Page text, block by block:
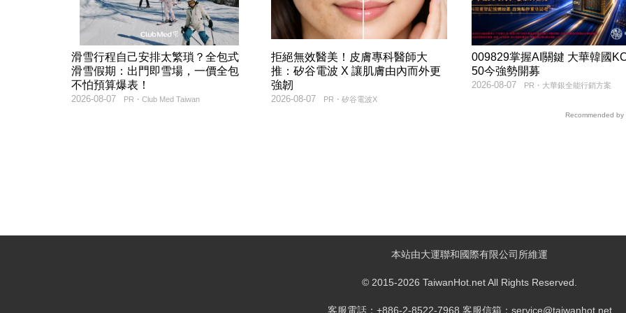
滑雪行程自己安排太繁瑣？全包式
滑雪假期：出門即雪場，一價全包
不怕預算爆表！
PR・Club Med Taiwan
2026-08-07
拒絕無效醫美！皮膚專科醫師大
推：矽谷電波 X 讓肌膚由內而外更
強韌
PR・矽谷電波X
2026-08-07
009829掌握AI關鍵 大華韓國
50今強勢開募
PR・大華銀全能行銷方案
2026-08-07
Recommended by
本站由大運聯和國際有限公司所維運
© 2015-2026 TaiwanHot.net All Rights Reserved.
客服電話：+886-2-8522-7968 客服信箱：service@taiwanhot.net